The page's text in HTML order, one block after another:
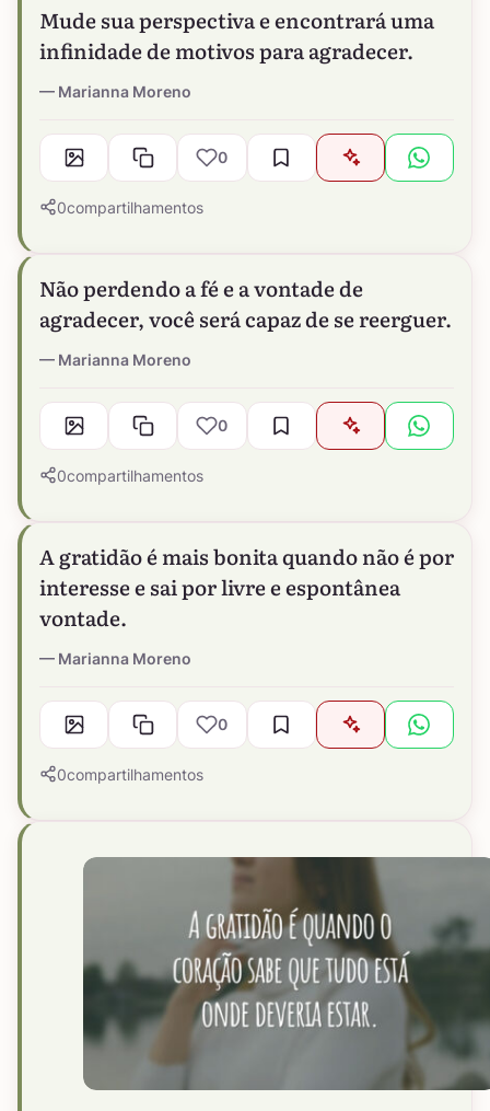
Mude sua perspectiva e encontrará uma
infinidade de motivos para agradecer.
Marianna Moreno
0
0compartilhamentos
Não perdendo a fé e a vontade de
agradecer, você será capaz de se reerguer.
Marianna Moreno
0
0compartilhamentos
A gratidão é mais bonita quando não é por
interesse e sai por livre e espontânea
vontade.
Marianna Moreno
0
0compartilhamentos